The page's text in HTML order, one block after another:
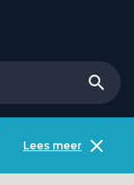
Lees meer